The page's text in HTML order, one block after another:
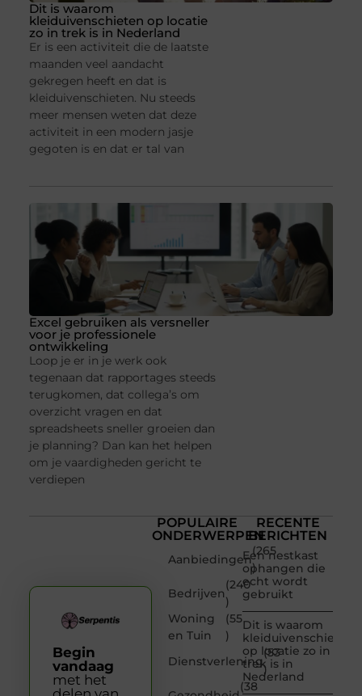
Dit is waarom
kleiduivenschieten op locatie
zo in trek is in Nederland
Er is een activiteit die de laatste
maanden veel aandacht
gekregen heeft en dat is
kleiduivenschieten. Nu steeds
meer mensen weten dat deze
activiteit in een modern jasje
gegoten is en dat er tal van
Excel gebruiken als versneller
voor je professionele
ontwikkeling
Loop je er in je werk ook
tegenaan dat rapportages steeds
terugkomen, dat collega’s om
overzicht vragen en dat
spreadsheets sneller groeien dan
je planning? Dan kan het helpen
om je vaardigheden gericht te
verdiepen
POPULAIRE
ONDERWERPEN
Aanbiedingen
(265
)
Bedrijven
(240
)
Woning
en Tuin
(55
)
Dienstverlening
(53
)
(38
RECENTE
BERICHTEN
Een nestkast
ophangen die
echt wordt
gebruikt
Dit is waarom
kleiduivenschieten
op locatie zo in
trek is in
Nederland
Begin
vandaag
met het